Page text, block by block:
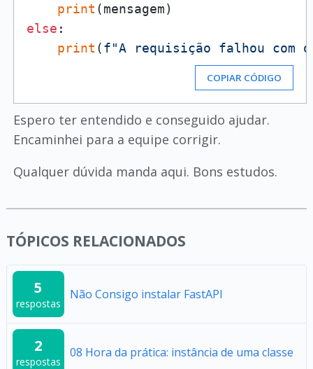
print
else :
print (f"A requisição falhou com
COPIAR CÓDIGO
Espero ter entendido e conseguido ajudar.
Encaminhei para a equipe corrigir.
Qualquer dúvida manda aqui. Bons estudos.
TÓPICOS RELACIONADOS
5
respostas
Não Consigo instalar FastAPI
2
respostas
08 Hora da prática: instância de uma classe